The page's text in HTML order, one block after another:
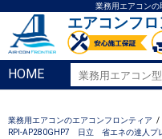
業務用エアコン
エアコンフ
HOME
業務用エアコンのエアコンフロンティア
RPI-AP280GHP7 日立 省エネの達人